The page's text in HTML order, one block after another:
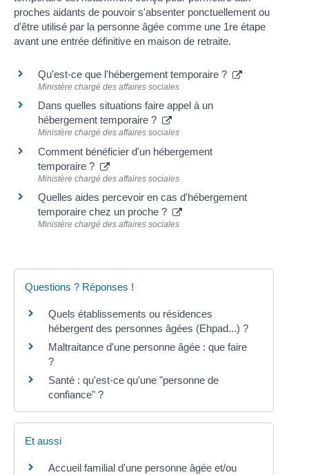
proches aidants de pouvoir s'absenter ponctuellement ou
d'être utilisé par la personne âgée comme une 1re étape
avant une entrée définitive en maison de retraite.
Qu'est-ce que l'hébergement temporaire ?
Ministère chargé des affaires sociales
Dans quelles situations faire appel à un
hébergement temporaire ?
Ministère chargé des affaires sociales
Comment bénéficier d'un hébergement
temporaire ?
Ministère chargé des affaires sociales
Quelles aides percevoir en cas d'hébergement
temporaire chez un proche ?
Ministère chargé des affaires sociales
Questions ? Réponses !
Quels établissements ou résidences
hébergent des personnes âgées (Ehpad...) ?
Maltraitance d'une personne âgée : que faire
?
Santé : qu'est-ce qu'une "personne de
confiance" ?
Et aussi
Accueil familial d'une personne âgée et/ou